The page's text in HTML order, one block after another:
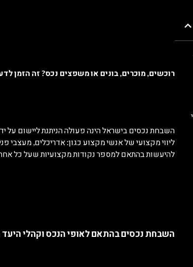
רוכשים, מוכרים, בונים או משפצים נכס? זה הזמן
השבחת נכסים בישראל הינה פעולה הניתנת ליישום על
ליווי מקצועי של אנשי מקצוע כגון: אדריכלים, מעצבי
להיעשות בהתאם למספר נקודות מקצועיות שעל כל אחת
השבחת נכסים בהתאם לאופי הנכס וקהלי היעד